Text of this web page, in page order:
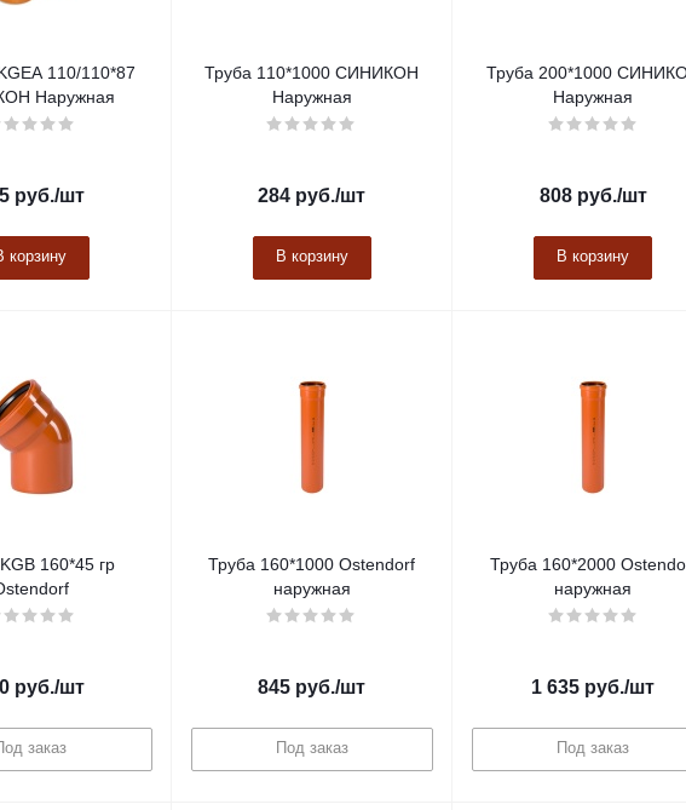
110/110*87
Наружная
руб./шт
корзину
Труба 110*1000 СИНИКОН
Наружная
284 руб./шт
В корзину
Труба 200*1000
Наружная
808руб./шт
В корзину
160*45 гр
руб./шт
заказ
Труба 160*1000 Ostendorf
наружная
845 руб./шт
Под заказ
Труба 160*2000
наружная
1 635 руб./шт
Под заказ